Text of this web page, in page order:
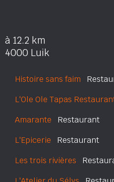
à 12.2 km
4000 Luik
Histoire sans faim
L'Ole Ole Tapas
Amarante Restaurant
L'Epicerie Restaurant
Les trois rivières